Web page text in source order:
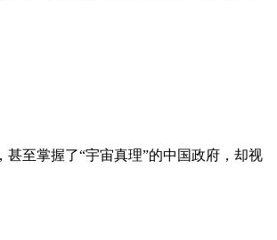
至掌握了“宇宙真理”的中国政府，却视